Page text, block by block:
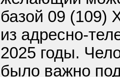
базой 09 (109)
из адресно-
2025 годы.
было важно